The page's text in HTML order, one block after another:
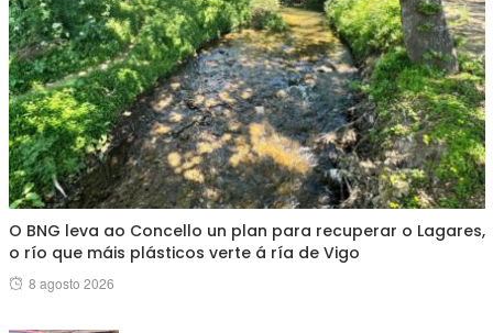
O BNG leva ao Concello un plan para recuperar o Lagares,
o río que máis plásticos verte á ría de Vigo
Posted
8 agosto 2026